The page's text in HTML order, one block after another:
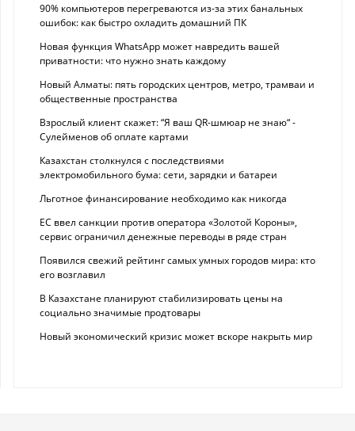
90% компьютеров перегреваются из-за этих банальных
ошибок: как быстро охладить домашний ПК
Новая функция WhatsApp может навредить вашей
приватности: что нужно знать каждому
Новый Алматы: пять городских центров, метро, трамваи и
общественные пространства
Взрослый клиент скажет: “Я ваш QR-шмюар не знаю“ -
Сулейменов об оплате картами
Казахстан столкнулся с последствиями
электромобильного бума: сети, зарядки и батареи
Льготное финансирование необходимо как никогда
ЕС ввел санкции против оператора «Золотой Короны»,
сервис ограничил денежные переводы в ряде стран
Появился свежий рейтинг самых умных городов мира: кто
его возглавил
В Казахстане планируют стабилизировать цены на
социально значимые продтовары
Новый экономический кризис может вскоре накрыть мир